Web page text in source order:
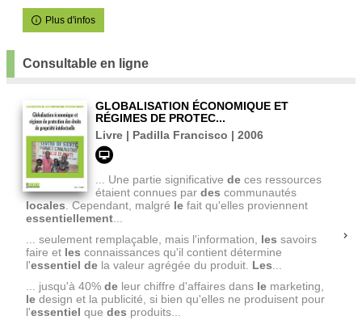
Plus d'infos
Consultable en ligne
GLOBALISATION ÉCONOMIQUE ET
RÉGIMES DE PROTEC...
Livre | Padilla Francisco | 2006
... Une partie significative de ces ressources
étaient connues par des communautés
locales. Cependant, malgré le fait qu'elles proviennent
essentiellement...
... seulement remplaçable, mais l'information, les savoirs
faire et les connaissances qu'il contient détermine
l'essentiel de la valeur agrégée du produit. Les...
... jusqu'à 40% de leur chiffre d'affaires dans le marketing,
le design et la publicité, si bien qu'elles ne produisent pour
l'essentiel que des produits...